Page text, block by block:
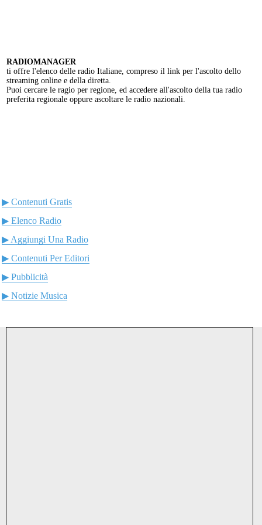
RADIOMANAGER
ti offre l'elenco delle radio Italiane, compreso il link per l'ascolto dello
streaming online e della diretta.
Puoi cercare le ragio per regione, ed accedere all'ascolto della tua radio
preferita regionale oppure ascoltare le radio nazionali.
▶ Contenuti Gratis
▶ Elenco Radio
▶ Aggiungi Una Radio
▶ Contenuti Per Editori
▶ Pubblicità
▶ Notizie Musica